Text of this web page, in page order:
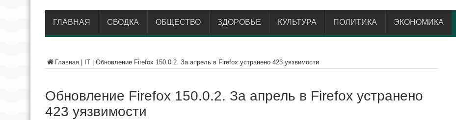
ГЛАВНАЯ СВОДКА ОБЩЕСТВО ЗДОРОВЬЕ КУЛЬТУРА ПОЛИТИКА ЭКОНОМИКА
Главная IT Обновление Firefox 150.0.2. За апрель в Firefox устранено 423 уязвимости
Обновление Firefox 150.0.2. За апрель в Firefox устранено
423 уязвимости